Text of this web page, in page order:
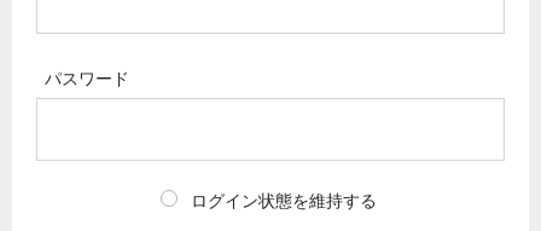
パスワード
ログイン状態を維持する